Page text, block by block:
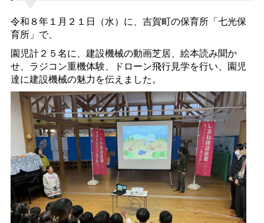
令和８年１月２１日（水）に、吉賀町の保育所「七光保
育所」で、
園児計２５名に、建設機械の動画芝居、絵本読み聞か
せ、ラジコン重機体験、ドローン飛行見学を行い、園児
達に建設機械の魅力を伝えました。